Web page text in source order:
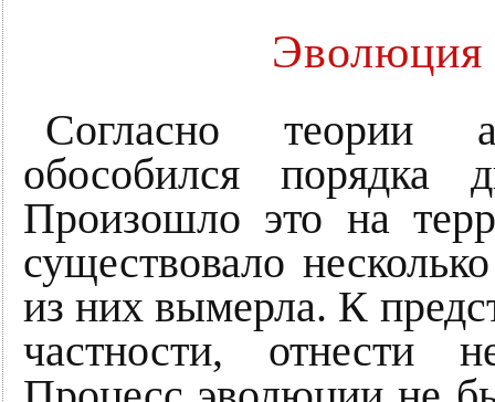
Эволюция
Согласно теории
обособился порядка
Произошло это на
существовало
из них вымерла. К
частности, отнести